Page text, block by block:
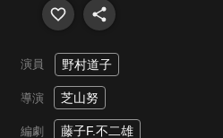
演員 野村道子
導演 芝山努
編劇 藤子F.不二雄